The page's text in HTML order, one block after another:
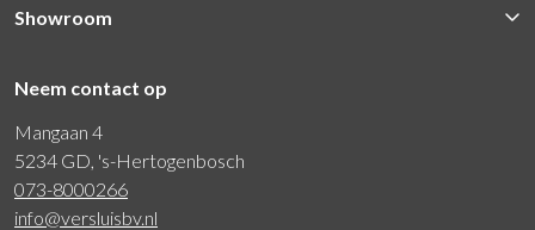
Showroom
Neem contact op
Mangaan 4
5234 GD, 's-Hertogenbosch
073-8000266
info@versluisbv.nl